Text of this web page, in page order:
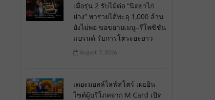
เมื่อรุ่น 2 รับไม้ต่อ “นิตยาไก่
ย่าง” พารายได้ทะลุ 1,000 ล้าน
ยังไม่พอ ขอขยายเมนู–รีโพซิชัน
แบรนด์ รับการโตระยะยาว
August 7, 2026
เดอะมอลล์ไลฟ์สโตร์ เผยอิน
ไซต์ผู้บริโภคจาก M Card เปิด